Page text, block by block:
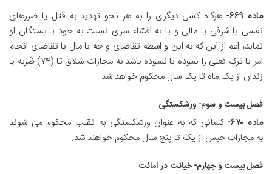
ماده ۶۶۹-
هرگاه کسی دیگری را به هر نحو تهدید به قتل یا ضررهای
نفسی یا شرفی یا مالی و یا به افشاء سری نسبت به خود یا بستگان او
نماید، اعم از این که به این و اسطه تقاضای و جه یا مال یا تقاضای انجام
امر یا ترک فعلی را نموده یا ننموده باشد به مجازات شلاق تا (۷۴) ضَربه یا
زندان از یک ماه تا یک سال محکوم خواهد شد.
فصل بیست و سوم- ورشکستگی
ماده ۶۷۰-
کسانی که به عنوان ورشکستگی به تقلب محکوم می شوند
به مجازات حبس از یک تا پنج سال محکوم خواهند شد.
فصل بیست و چهارم- خیانت در امانت